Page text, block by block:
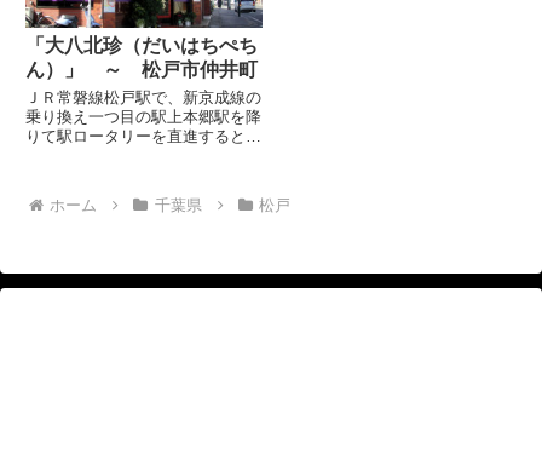
「大八北珍（だいはちぺち
ん）」 ～ 松戸市仲井町
ＪＲ常磐線松戸駅で、新京成線の
乗り換え一つ目の駅上本郷駅を降
りて駅ロータリーを直進するとす
です。こちらは、僕の弟からの情
報で食べに行くようになりまし
ホーム 千葉県 松戸